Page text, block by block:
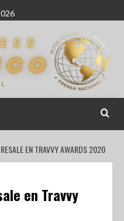
EN TRAVVY AWARDS 2020
en Travvy